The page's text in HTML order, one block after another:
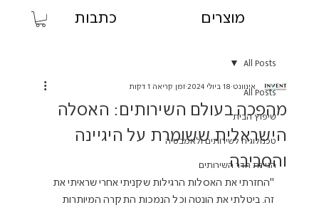
מוצרים כתבות
All Posts
שיפוץ הבית
טכנולוגיה לשירותים ולאמבטיה
הגיינת חדר השירותים
All Posts
מהפכה בעולם השירותים: האסלה
הישראלית ששומרת על היגיינה
והסביבה
אינוונט 18 ביולי 2024 זמן קריאה 1 דקות
"החזרתי את האסלות הרגילות שקניתי אחרי שראיתי את
זה. ביטלתי את הונטה וכל הנמכות התקרה המיותרות